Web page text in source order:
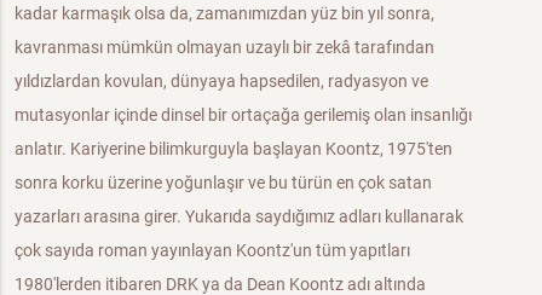
kadar karmaşık olsa da, zamanımızdan yüz bin yıl sonra,
kavranması mümkün olmayan uzaylı bir zekâ tarafından
yıldızlardan kovulan, dünyaya hapsedilen, radyasyon ve
mutasyonlar içinde dinsel bir ortaçağa gerilemiş olan insanlığı
anlatır. Kariyerine bilimkurguyla başlayan Koontz, 1975'ten
sonra korku üzerine yoğunlaşır ve bu türün en çok satan
yazarları arasına girer. Yukarıda saydığımız adları kullanarak
çok sayıda roman yayınlayan Koontz'un tüm yapıtları
1980'lerden itibaren DRK ya da Dean Koontz adı altında